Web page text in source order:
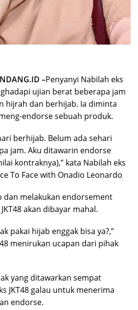
–Penyanyi Nabilah eks
ujian berat beberapa jam
hijrah dan berhijab. Ia diminta
endorse sebuah produk.
berhijab. Belum ada sehari
jam. Aku ditawarin endorse
kontraknya),” kata Nabilah eks
To Face with Onadio Leonardo
dan melakukan endorsement
akan dibayar mahal.
pakai hijab enggak bisa ya?,”
menirukan ucapan dari pihak
yang ditawarkan sempat
JKT48 galau untuk menerima
endorse.